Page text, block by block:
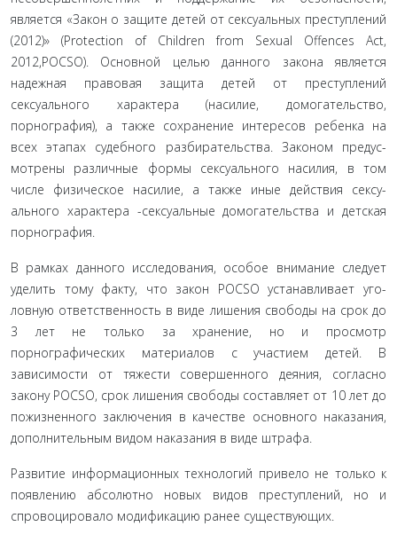
является «Закон о защите детей от сексуальных преступлений
(2012)» (Protection of Children from Sexual Offences Act,
2012,POCSO). Основной целью данного зако­на является
надежная правовая защита детей от престу­плений
сексуального характера (насилие, домогательство,
порнография), а также сохранение интересов ребенка на
всех этапах судебного разбирательства. Законом предус­
мотрены различные формы сексуального насилия, в том
числе физическое насилие, а также иные действия сексу­
ального характера -сексуальные домогательства и детская
порнография.
В рамках данного исследования, особое внимание следу­ет
уделить тому факту, что закон POCSO устанавливает уго­
ловную ответственность в виде лишения свободы на срок до
3 лет не только за хранение, но и просмотр
порнографических материалов с участием детей. В
зависимости от тяжести со­вершенного деяния, согласно
закону POCSO, срок лишения свободы составляет от 10 лет до
пожизненного заключения в качестве основного наказания,
дополнительным видом на­казания в виде штрафа.
Развитие информационных технологий привело не только к
появлению абсолютно новых видов преступлений, но и
спровоцировало модификацию ранее существующих.